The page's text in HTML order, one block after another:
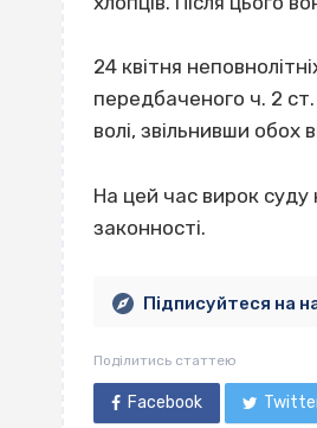
24 квітня
передбаченого ч. 2
волі, звільнивши обох
На цей час вирок
законності.
Підписуйтеся на
Поділитись статтею
Facebook